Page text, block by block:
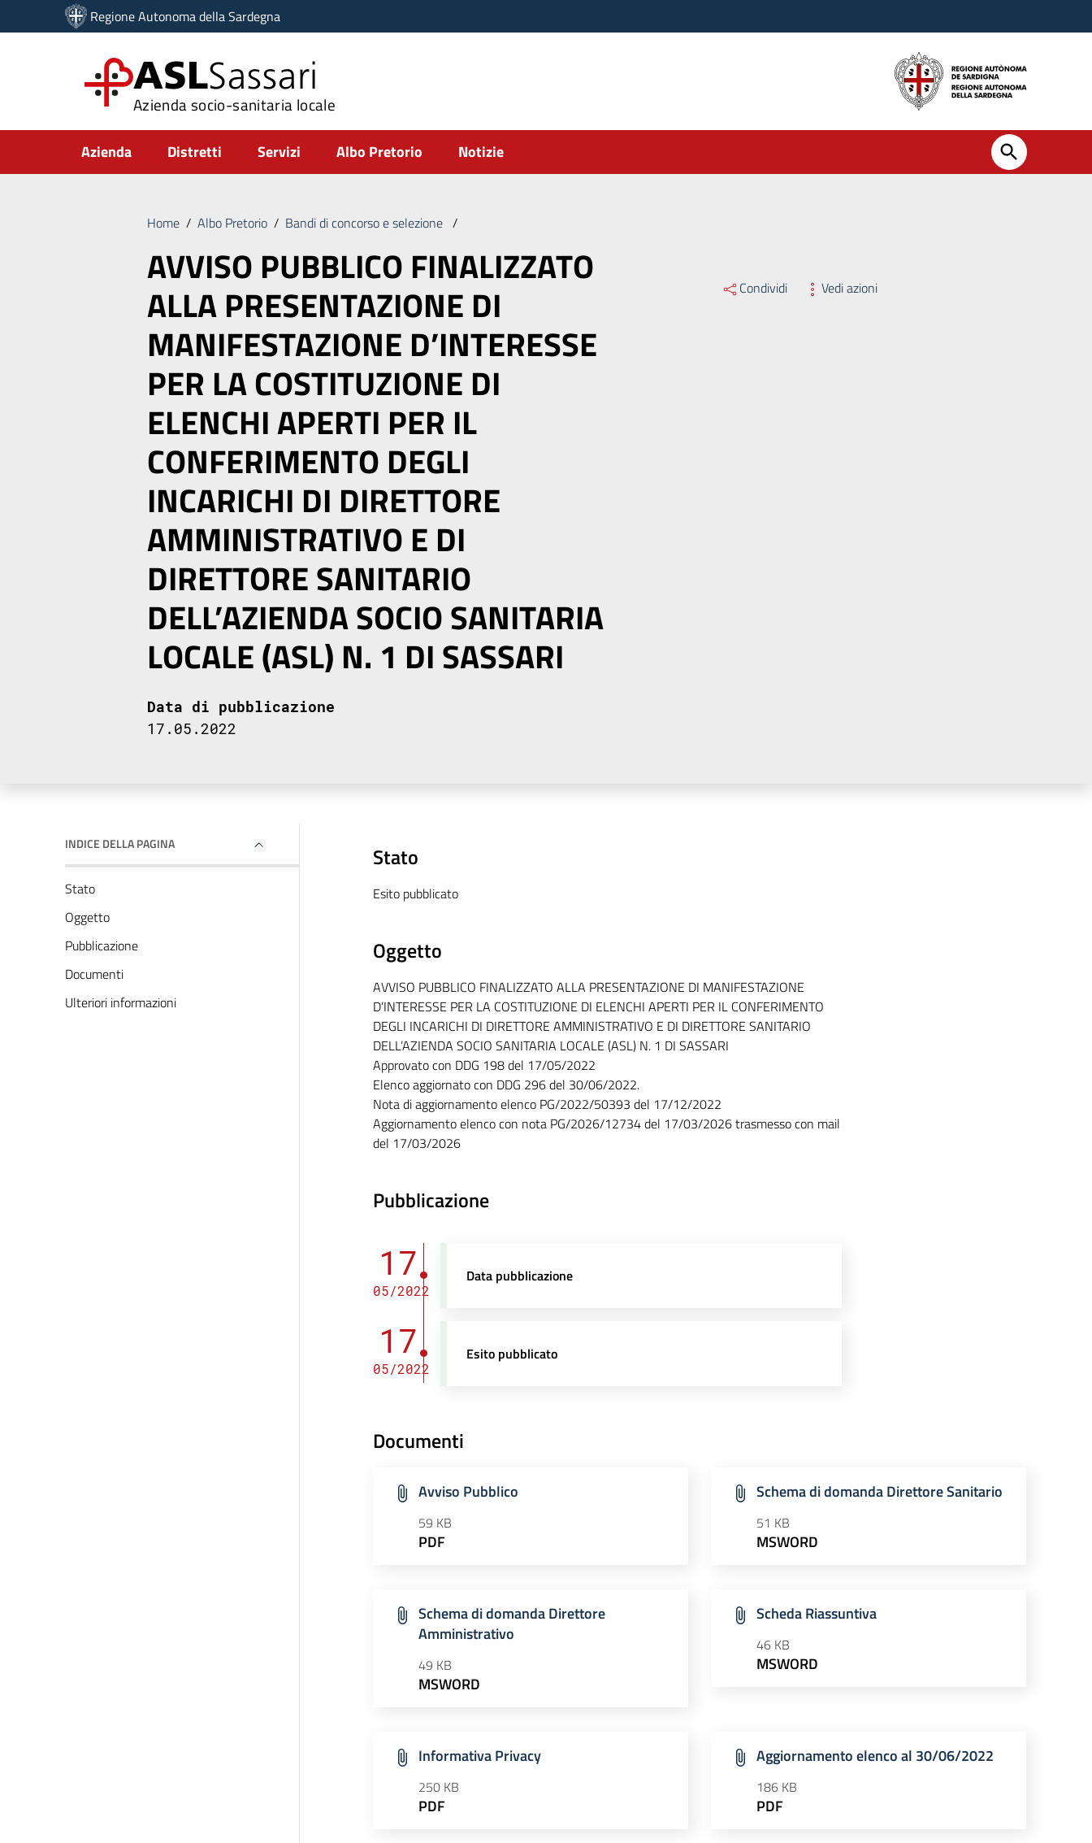
Vai ai contenuti
Vai al menu di navigazione
Regione Autonoma della Sardegna
ASLSassari
Azienda socio-sanitaria locale
Submenu
Azienda Distretti Servizi Albo Pretorio Notizie
Home / Albo Pretorio / Bandi di concorso e selezione /
AVVISO PUBBLICO FINALIZZATO
ALLA PRESENTAZIONE DI
MANIFESTAZIONE D’INTERESSE
PER LA COSTITUZIONE DI
ELENCHI APERTI PER IL
CONFERIMENTO DEGLI
INCARICHI DI DIRETTORE
AMMINISTRATIVO E DI
DIRETTORE SANITARIO
DELL’AZIENDA SOCIO SANITARIA
LOCALE (ASL) N. 1 DI SASSARI
Condividi Vedi azioni
Data di pubblicazione
17.05.2022
INDICE DELLA PAGINA
Stato
Oggetto
Pubblicazione
Documenti
Ulteriori informazioni
Stato
Esito pubblicato
Oggetto
AVVISO PUBBLICO FINALIZZATO ALLA PRESENTAZIONE DI MANIFESTAZIONE
D’INTERESSE PER LA COSTITUZIONE DI ELENCHI APERTI PER IL CONFERIMENTO
DEGLI INCARICHI DI DIRETTORE AMMINISTRATIVO E DI DIRETTORE SANITARIO
DELL’AZIENDA SOCIO SANITARIA LOCALE (ASL) N. 1 DI SASSARI
Approvato con DDG 198 del 17/05/2022
Elenco aggiornato con DDG 296 del 30/06/2022.
Nota di aggiornamento elenco PG/2022/50393 del 17/12/2022
Aggiornamento elenco con nota PG/2026/12734 del 17/03/2026 trasmesso con mail
del 17/03/2026
Pubblicazione
17
05/2022
Data pubblicazione
17
05/2022
Esito pubblicato
Documenti
Avviso Pubblico
59 KB
PDF
Schema di domanda Direttore Sanitario
51 KB
MSWORD
Schema di domanda Direttore
Amministrativo
49 KB
MSWORD
Scheda Riassuntiva
46 KB
MSWORD
Informativa Privacy
250 KB
PDF
Aggiornamento elenco al 30/06/2022
186 KB
PDF